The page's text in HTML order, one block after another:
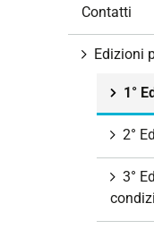
Contatti
Edizioni
1°
2°
3°